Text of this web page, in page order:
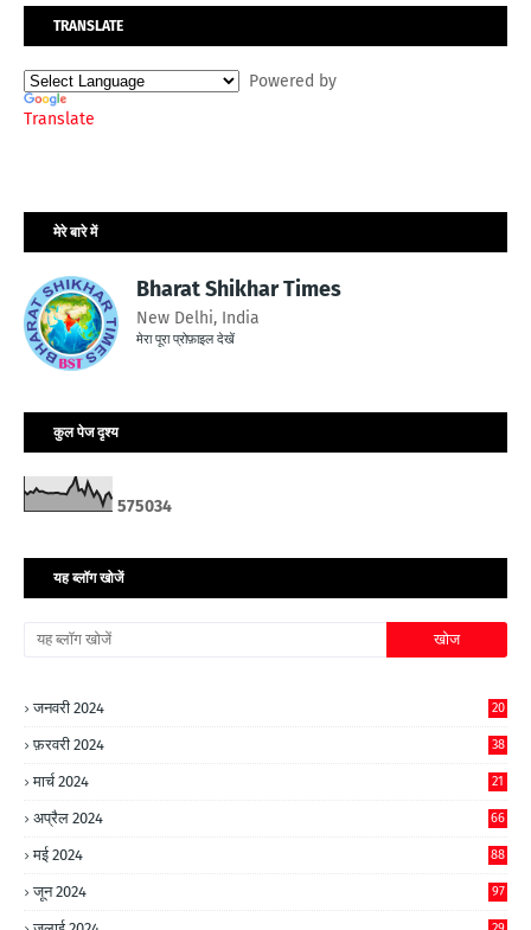
TRANSLATE
Powered by
Translate
मेरे बारे में
Bharat Shikhar Times
New Delhi, India
मेरा पूरा प्रोफ़ाइल देखें
कुल पेज दृश्य
575034
यह ब्लॉग खोजें
जनवरी 2024 20
फ़रवरी 2024 38
मार्च 2024 21
अप्रैल 2024 66
मई 2024 88
जून 2024 97